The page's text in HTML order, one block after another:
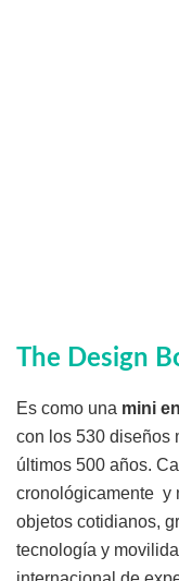
The Design
Es como una mini
con los 530 diseños
últimos 500 años.
cronológicamente y
objetos cotidianos,
tecnología y